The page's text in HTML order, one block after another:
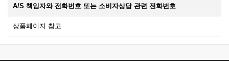
A/S 책임자와 전화번호 또는 소비자상담 관련 전화번호
상품페이지 참고